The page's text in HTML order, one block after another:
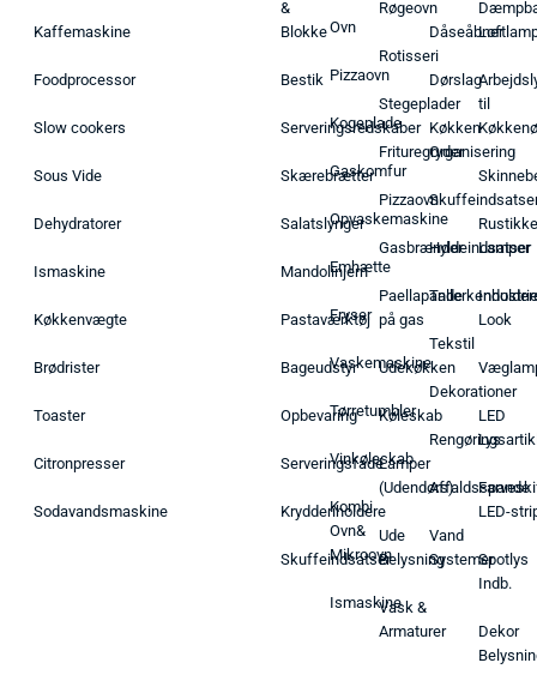
Kaffemaskine
Foodprocessor
Slow cookers
Sous Vide
Dehydratorer
Ismaskine
Køkkenvægte
Brødrister
Toaster
Citronpresser
Sodavandsmaskine
&
Blokke
Bestik
Serveringsredskaber
Skærebrætter
Salatslynger
Mandolinjern
Pastaværktøj
Bageudstyr
Opbevaring
Serveringsfade
Krydderiholdere
Skuffeindsatser
Ovn
Pizzaovn
Kogeplade
Gaskomfur
Opvaskemaskine
Emhætte
Fryser
Vaskemaskine
Tørretumbler
Vinkøleskab
Kombi
Ovn&
Mikroovn
Ismaskine
Røgeovn
Rotisseri
Stegeplader
Frituregryder
Pizzaovn
Gasbrænder
Paellapande
på gas
Udekøkken
Køleskab
Lamper
(Udendørs)
Ude
Belysning
Vask &
Armaturer
Dåseåbner
Dørslag
Køkken
Organisering
Hyldeindsatser
Tekstil
Dekorationer
Affaldsspande
Vand
Systemer
til
Rustikke
Lamper
Look
LED
Lys
LED-
Spotlys
Indb.
Dekor